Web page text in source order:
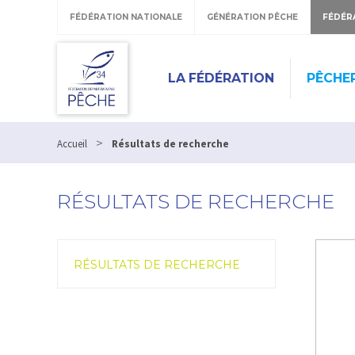
Panneau de gestion des cookies
FÉDÉRATION NATIONALE GÉNÉRATION PÊCHE
LA FÉDÉRATION
Accueil > Résultats de recherche
RÉSULTATS DE RECHERCHE
RÉSULTATS DE RECHERCHE